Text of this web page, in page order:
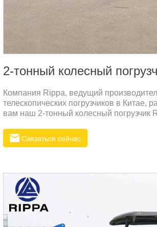
2-тонный колесный
Компания Rippa, ведущий
телескопических погрузчиков в Китае,
вам наш 2-тонный колесный погрузчик
различных строительных и
Связаться сейчас